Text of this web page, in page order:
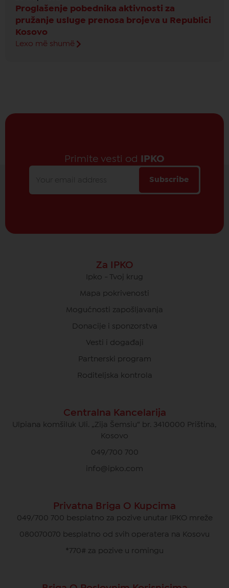
Proglašenje pobednika aktivnosti za
pružanje usluge prenosa brojeva u Republici
Kosovo
Lexo më shumë
Primite vesti od IPKO
Subscribe
Za IPKO
Ipko - Tvoj krug
Mapa pokrivenosti
Mogućnosti zapošljavanja
Donacije i sponzorstva
Vesti i događaji
Partnerski program
Roditeljska kontrola
Centralna Kancelarija
Ulpiana komšiluk Uli. „Zija Šemsiu“ br. 3410000 Priština,
Kosovo
049/700 700
info@ipko.com
Privatna Briga O Kupcima
049/700 700 besplatno za pozive unutar IPKO mreže
080070070 besplatno od svih operatera na Kosovu
*770# za pozive u romingu